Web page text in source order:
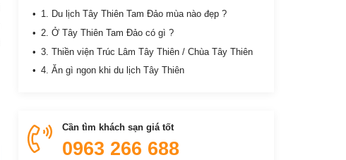
1. Du lịch Tây Thiên Tam Đảo mùa nào đẹp ?
2. Ở Tây Thiên Tam Đảo có gì ?
3. Thiền viện Trúc Lâm Tây Thiên / Chùa Tây Thiên
4. Ăn gì ngon khi du lịch Tây Thiên
Cần tìm khách sạn giá tốt
0963 266 688